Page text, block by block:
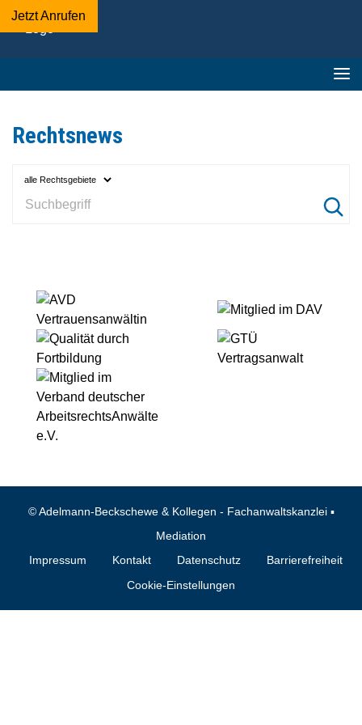
Jetzt Anrufen
Fachanwaltskanzlei
▪︎
Rechtsnews
AVD
Vertrauensanwältin
Mitglied
im
DAV
Qualität
durch
Fortbildung
GTÜ
Vertragsanwalt
vdaa
© Adelmann-Beckschewe & Kollegen - Fachanwaltskanzlei ▪︎
Mediation
Impressum
Kontakt Datenschutz
Barrierefreiheit
Cookie-Einstellungen